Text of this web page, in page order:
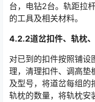
台，电钻2台。轨距拉
的工具及相关材料。󠅅󠅃󠄵󠅂󠄪󠇖󠆨󠆨󠇕󠆞󠆒󠅬󠇘󠆭󠆘󠇙󠆝󠅵󠇗󠆭󠆁󠄐󠇗󠅹󠅸󠇖󠆍󠅳󠇖󠅹󠅰󠇖󠆌󠅹
4.2.2道岔扣件、轨枕
对已到的扣件按照铺设
理，清理扣件、调高垫
及型号，将道岔每组的
轨枕的数量，将轨枕安